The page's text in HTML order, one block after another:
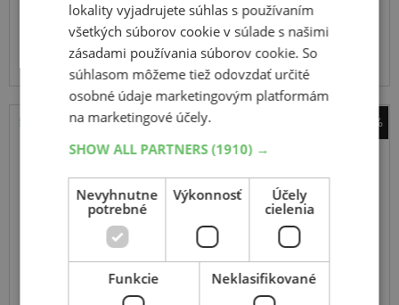
SKLADOM Expedujeme do 3-8 prac. dní
Na predajni v Bratislave do 3-8 prac. dní.
Centrálny sklad ČR 12 ks.
-38%
Bridgestone
109H
lokality vyjadrujete súhlas s používaním
všetkých súborov cookie v súlade s našimi
zásadami používania súborov cookie. So
súhlasom môžeme tiež odovzdať určité
osobné údaje marketingovým platformám
na marketingové účely.
SHOW ALL PARTNERS(1910) →
Nevyhnutne
potrebné
Výkonnosť
Účely
cielenia
Funkcie Neklasifikované